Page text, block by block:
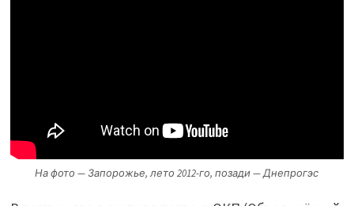
На фото — Запорожье, лето 2012-го, позади — Днепрогэс